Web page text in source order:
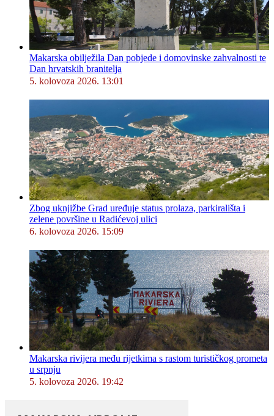
Makarska obilježila Dan pobjede i domovinske zahvalnosti te
Dan hrvatskih branitelja
5. kolovoza 2026. 13:01
Zbog uknjižbe Grad uređuje status prolaza, parkirališta i
zelene površine u Radićevoj ulici
6. kolovoza 2026. 15:09
Makarska rivijera među rijetkima s rastom turističkog prometa
u srpnju
5. kolovoza 2026. 19:42